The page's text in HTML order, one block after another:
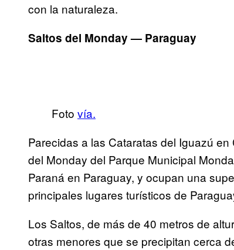
con la naturaleza.
Saltos del Monday — Paraguay
Foto vía.
Parecidas a las Cataratas del Iguazú
del Monday del Parque Municipal
Paraná en Paraguay, y ocupan una
principales lugares turísticos de
Los Saltos, de más de 40 metros de
otras menores que se precipitan cerca